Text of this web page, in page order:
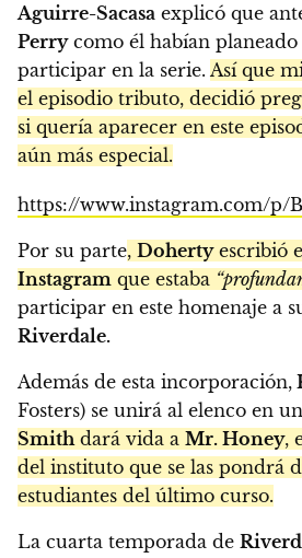
Aguirre-Sacasa explicó que
Perrycomo él habían
participar en la serie. Así que
el episodio tributo, decidió
si quería aparecer en este
aún más especial.
https://www.instagram.com/p/
Por su parte, Dohertyescribió
Instagram que estaba
participar en este homenaje a
Riverdale.
Además de esta incorporación,
Fosters) se unirá al elenco en
Smithdará vida a Mr. Honey,
del instituto que se las pondrá
estudiantes del último curso.
La cuarta temporada de